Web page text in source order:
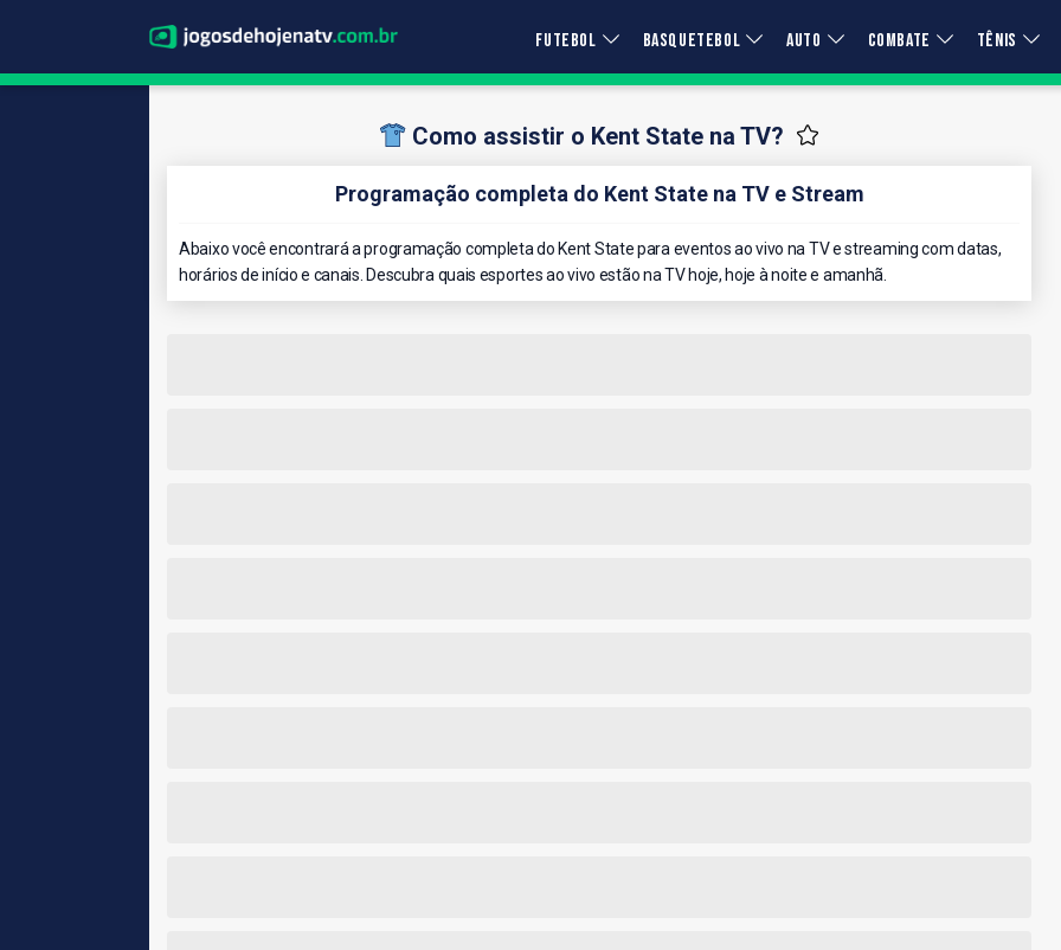
FUTEBOL BASQUETEBOL AUTO COMBATE TÊNIS
Como assistir o Kent State na TV?
Programação completa do Kent State na TV e Stream
Abaixo você encontrará a programação completa do Kent State para eventos ao vivo na TV e streaming com datas,
horários de início e canais. Descubra quais esportes ao vivo estão na TV hoje, hoje à noite e amanhã.